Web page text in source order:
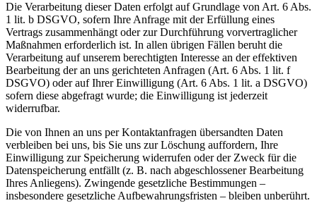
Die Verarbeitung dieser Daten erfolgt auf Grundlage von Art. 6 Abs.
1 lit. b DSGVO, sofern Ihre Anfrage mit der Erfüllung eines
Vertrags zusammenhängt oder zur Durchführung vorvertraglicher
Maßnahmen erforderlich ist. In allen übrigen Fällen beruht die
Verarbeitung auf unserem berechtigten Interesse an der effektiven
Bearbeitung der an uns gerichteten Anfragen (Art. 6 Abs. 1 lit. f
DSGVO) oder auf Ihrer Einwilligung (Art. 6 Abs. 1 lit. a DSGVO)
sofern diese abgefragt wurde; die Einwilligung ist jederzeit
widerrufbar.
Die von Ihnen an uns per Kontaktanfragen übersandten Daten
verbleiben bei uns, bis Sie uns zur Löschung auffordern, Ihre
Einwilligung zur Speicherung widerrufen oder der Zweck für die
Datenspeicherung entfällt (z. B. nach abgeschlossener Bearbeitung
Ihres Anliegens). Zwingende gesetzliche Bestimmungen –
insbesondere gesetzliche Aufbewahrungsfristen – bleiben unberührt.